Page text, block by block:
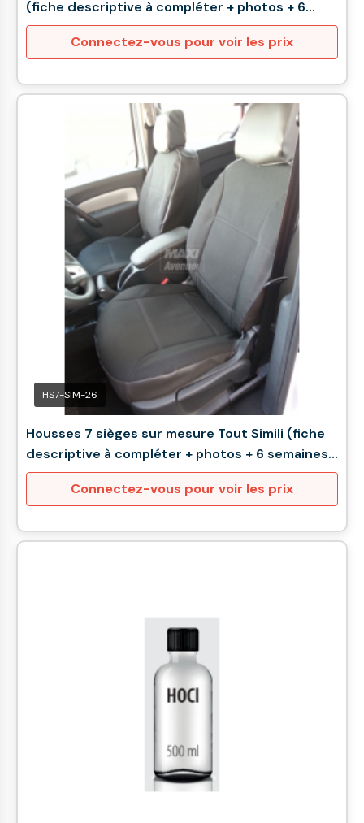
(fiche descriptive à compléter + photos + 6
semaines de délai)
Connectez-vous pour voir les prix
HS7-SIM-26
Housses 7 sièges sur mesure Tout Simili (fiche
descriptive à compléter + photos + 6 semaines
de délai)
Connectez-vous pour voir les prix